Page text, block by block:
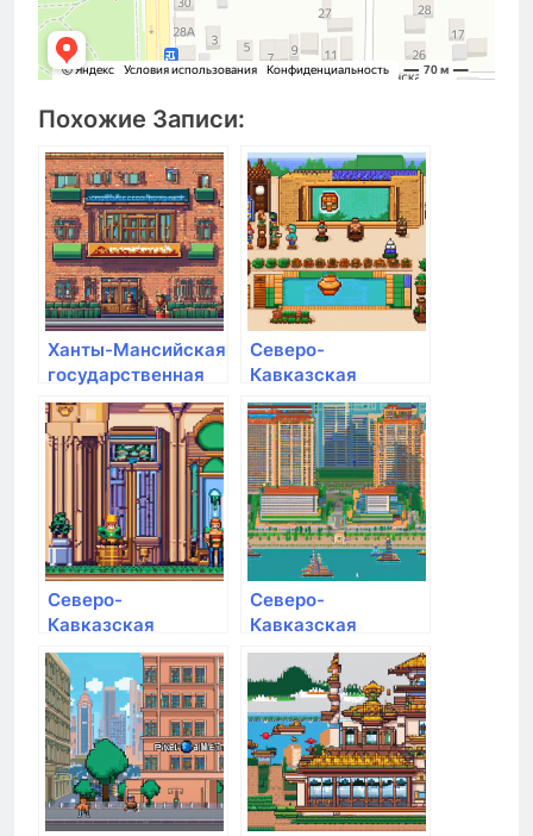
Похожие Записи:
Ханты-Мансийская
государственная
медицинская
академия
Северо-
Кавказская
академия
управления
Северо-
Кавказская
государственная
академия
Северо-
Кавказская
государственная
академия